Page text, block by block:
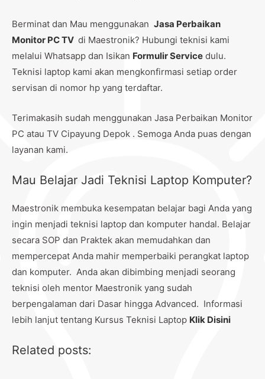
Berminat dan Mau menggunakan Jasa Perbaikan
Monitor PC TV di Maestronik? Hubungi teknisi kami
melalui Whatsapp dan Isikan Formulir Service dulu.
Teknisi laptop kami akan mengkonfirmasi setiap order
servisan di nomor hp yang terdaftar.
Terimakasih sudah menggunakan Jasa Perbaikan Monitor
PC atau TV Cipayung Depok . Semoga Anda puas dengan
layanan kami.
Mau Belajar Jadi Teknisi Laptop Komputer?
Maestronik membuka kesempatan belajar bagi Anda yang
ingin menjadi teknisi laptop dan komputer handal. Belajar
secara SOP dan Praktek akan memudahkan dan
mempercepat Anda mahir memperbaiki perangkat laptop
dan komputer. Anda akan dibimbing menjadi seorang
teknisi oleh mentor Maestronik yang sudah
berpengalaman dari Dasar hingga Advanced. Informasi
lebih lanjut tentang Kursus Teknisi Laptop Klik Disini
Related posts: